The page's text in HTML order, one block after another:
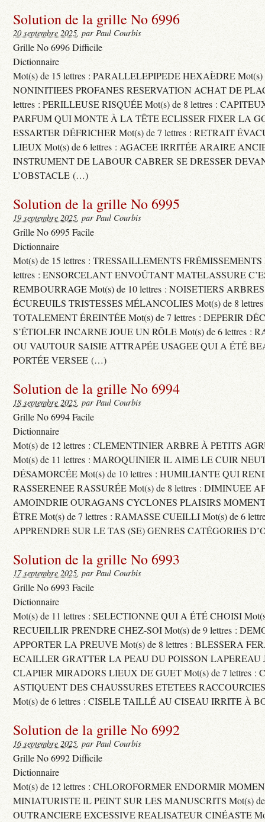
Solution de la grille No 6996
20 septembre 2025, par Paul Courbis
Grille No 6996 Difficile
Dictionnaire
Mot(s) de 15 lettres : PARALLELEPIPEDE HEXAÈDRE Mot(s)
NONINITIEES PROFANES RESERVATION ACHAT DE
lettres : PERILLEUSE RISQUÉE Mot(s) de 8 lettres :
PARFUM QUI MONTE À LA TÊTE ECLISSER FIXER LA
ESSARTER DÉFRICHER Mot(s) de 7 lettres : RETRAIT
LIEUX Mot(s) de 6 lettres : AGACEE IRRITÉE ARAIRE
INSTRUMENT DE LABOUR CABRER SE DRESSER
L’OBSTACLE (…)
Solution de la grille No 6995
19 septembre 2025, par Paul Courbis
Grille No 6995 Facile
Dictionnaire
Mot(s) de 15 lettres : TRESSAILLEMENTS FRÉMISSEMENTS
lettres : ENSORCELANT ENVOÛTANT MATELASSURE
REMBOURRAGE Mot(s) de 10 lettres : NOISETIERS
ÉCUREUILS TRISTESSES MÉLANCOLIES Mot(s) de 8
TOTALEMENT ÉREINTÉE Mot(s) de 7 lettres : DEPERIR
S’ÉTIOLER INCARNE JOUE UN RÔLE Mot(s) de 6 lettres :
OU VAUTOUR SAISIE ATTRAPÉE USAGEE QUI A ÉTÉ
PORTÉE VERSEE (…)
Solution de la grille No 6994
18 septembre 2025, par Paul Courbis
Grille No 6994 Facile
Dictionnaire
Mot(s) de 12 lettres : CLEMENTINIER ARBRE À PETITS
Mot(s) de 11 lettres : MAROQUINIER IL AIME LE CUIR
DÉSAMORCÉE Mot(s) de 10 lettres : HUMILIANTE QUI
RASSERENEE RASSURÉE Mot(s) de 8 lettres : DIMINUEE
AMOINDRIE OURAGANS CYCLONES PLAISIRS
ÊTRE Mot(s) de 7 lettres : RAMASSE CUEILLI Mot(s) de 6
APPRENDRE SUR LE TAS (SE) GENRES CATÉGORIES
Solution de la grille No 6993
17 septembre 2025, par Paul Courbis
Grille No 6993 Facile
Dictionnaire
Mot(s) de 11 lettres : SELECTIONNE QUI A ÉTÉ CHOISI
RECUEILLIR PRENDRE CHEZ-SOI Mot(s) de 9 lettres :
APPORTER LA PREUVE Mot(s) de 8 lettres : BLESSERA
ECAILLER GRATTER LA PEAU DU POISSON LAPEREAU
CLAPIER MIRADORS LIEUX DE GUET Mot(s) de 7 lettres :
ASTIQUENT DES CHAUSSURES ETETEES
Mot(s) de 6 lettres : CISELE TAILLÉ AU CISEAU IRRITE À
Solution de la grille No 6992
16 septembre 2025, par Paul Courbis
Grille No 6992 Difficile
Dictionnaire
Mot(s) de 12 lettres : CHLOROFORMER ENDORMIR
MINIATURISTE IL PEINT SUR LES MANUSCRITS Mot(s) de
OUTRANCIERE EXCESSIVE REALISATEUR CINÉASTE